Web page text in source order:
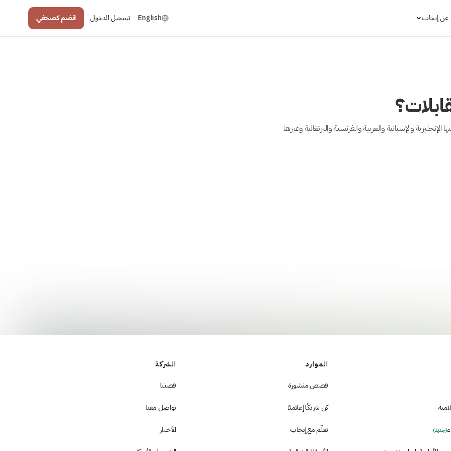
عن إيجاب English تسجيل الدخول انضم كصحفي
والإسبانية والعربية والفرنسية والبرتغالية وغيرها.
(جديد)
الموارد
قصص منشورة
كن شريكًا إعلاميًا
تعلّم مع إيجاب
الشركة
قصتنا
تواصل معنا
الأخبار